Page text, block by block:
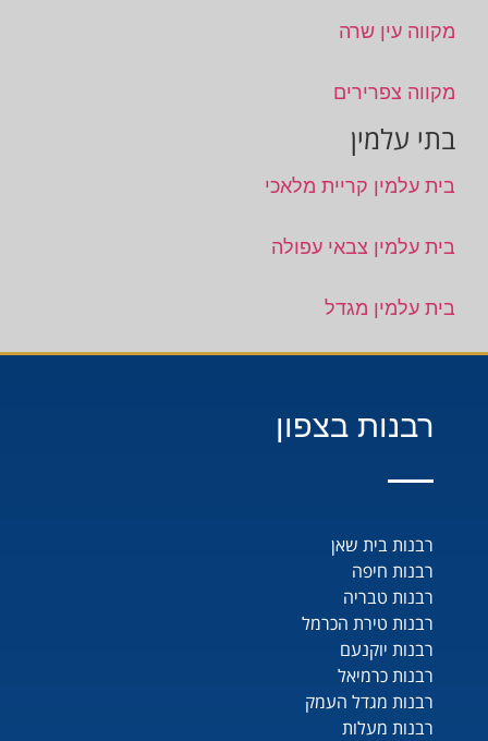
מקווה עין שרה
מקווה צפרירים
בתי עלמין
בית עלמין קריית מלאכי
בית עלמין צבאי עפולה
בית עלמין מגדל
רבנות בצפון
רבנות בית שאן
רבנות חיפה
רבנות טבריה
רבנות טירת הכרמל
רבנות יוקנעם
רבנות כרמיאל
רבנות מגדל העמק
רבנות מעלות